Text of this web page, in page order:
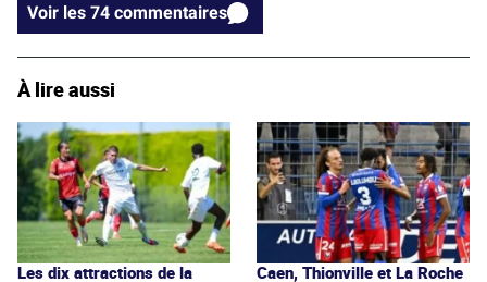
Voir les 74 commentaires
À lire aussi
Les dix attractions de la
Caen, Thionville et La Roche